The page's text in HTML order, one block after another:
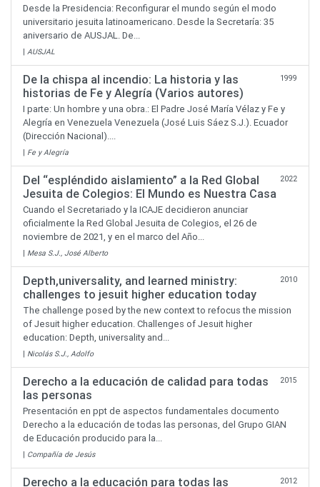
Desde la Presidencia: Reconfigurar el mundo según el modo
universitario jesuita latinoamericano. Desde la Secretaría: 35
aniversario de AUSJAL. De...
|AUSJAL
De la chispa al incendio: La historia y las
historias de Fe y Alegría (Varios autores)
1999
I parte: Un hombre y una obra.: El Padre José María Vélaz y Fe y
Alegría en Venezuela Venezuela (José Luis Sáez S.J.). Ecuador
(Dirección Nacional)....
| Fe y Alegría
Del “espléndido aislamiento” a la Red Global
Jesuita de Colegios: El Mundo es Nuestra Casa
2022
Cuando el Secretariado y la ICAJE decidieron anunciar
oficialmente la Red Global Jesuita de Colegios, el 26 de
noviembre de 2021, y en el marco del Año...
| Mesa S.J., José Alberto
Depth,universality, and learned ministry:
challenges to jesuit higher education today
2010
The challenge posed by the new context to refocus the mission
of Jesuit higher education. Challenges of Jesuit higher
education: Depth, universality and...
| Nicolás S.J., Adolfo
Derecho a la educación de calidad para todas
las personas
2015
Presentación en ppt de aspectos fundamentales documento
Derecho a la educación de todas las personas, del Grupo GIAN
de Educación producido para la...
| Compañía de Jesús
Derecho a la educación para todas las
2012